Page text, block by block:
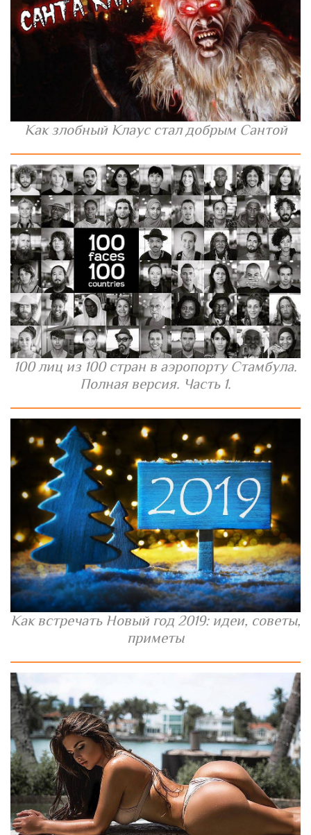
Как злобный Клаус стал добрым Сантой
100 лиц из 100 стран в аэропорту Стамбула.
Полная версия. Часть 1.
Как встречать Новый год 2019: идеи, советы,
приметы